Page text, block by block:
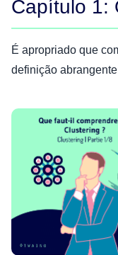
Capítulo 1:
É apropriado que
definição